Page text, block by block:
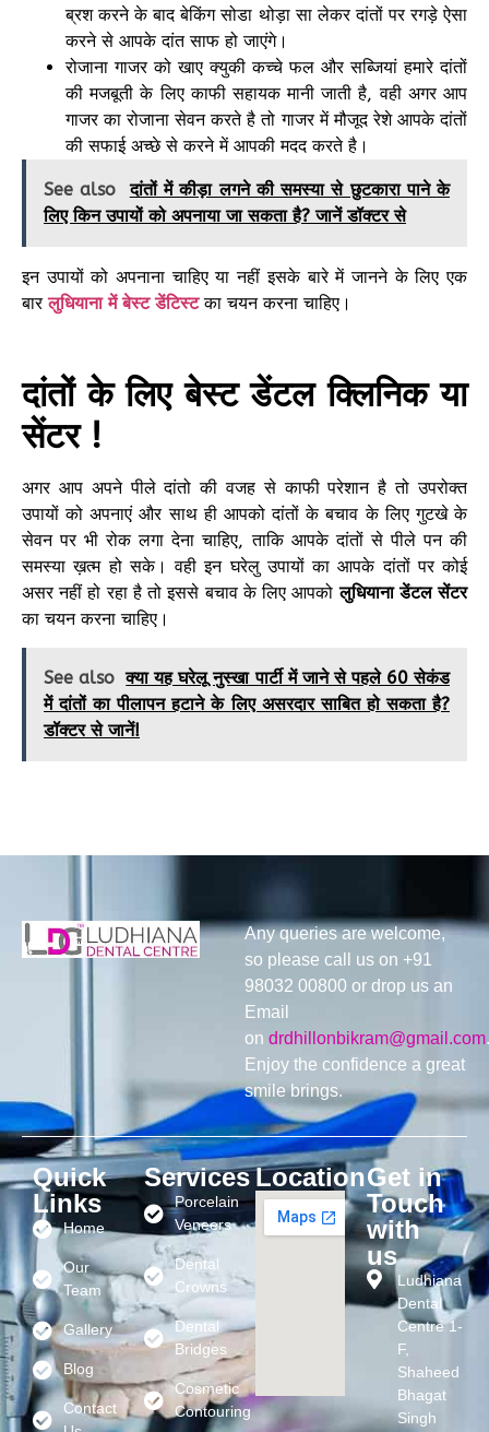
ब्रश करने के बाद बेकिंग सोडा थोड़ा सा लेकर दांतों पर रगड़े ऐसा
करने से आपके दांत साफ हो जाएंगे।
रोजाना गाजर को खाए क्युकी कच्चे फल और सब्जियां हमारे दांतों
की मजबूती के लिए काफी सहायक मानी जाती है, वही अगर आप
गाजर का रोजाना सेवन करते है तो गाजर में मौजूद रेशे आपके दांतों
की सफाई अच्छे से करने में आपकी मदद करते है।
See also
दांतों में कीड़ा लगने की समस्या से छुटकारा पाने के
लिए किन उपायों को अपनाया जा सकता है? जानें डॉक्टर से
इन उपायों को अपनाना चाहिए या नहीं इसके बारे में जानने के लिए एक
बारलुधियाना में बेस्ट डेंटिस्टका चयन करना चाहिए।
दांतों के लिए बेस्ट डेंटल क्लिनिक या
सेंटर !
अगर आप अपने पीले दांतो की वजह से काफी परेशान है तो उपरोक्त
उपायों को अपनाएं और साथ ही आपको दांतों के बचाव के लिए गुटखे के
सेवन पर भी रोक लगा देना चाहिए, ताकि आपके दांतों से पीले पन की
समस्या ख़त्म हो सके। वही इन घरेलु उपायों का आपके दांतों पर कोई
असर नहीं हो रहा है तो इससे बचाव के लिए आपकोलुधियाना डेंटल सेंटर
का चयन करना चाहिए।
See also क्या यह घरेलू नुस्खा पार्टी में जाने से पहले 60 सेकंड
में दांतों का पीलापन हटाने के लिए असरदार साबित हो सकता है?
डॉक्टर से जानें!
Any queries are welcome,
so please call us on +91
98032 00800 or drop us an
Email
on drdhillonbikram@gmail.com.
Enjoy the confidence a great
smile brings.
Quick
Links
Home
Our
Team
Gallery
Blog
Contact
Services
Porcelain
Veneers
Dental
Crowns
Dental
Bridges
Cosmetic
Contouring
LocationGet in
Touch
with
us
Ludhiana
Dental
Centre 1-
F,
Shaheed
Bhagat
Singh